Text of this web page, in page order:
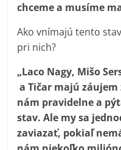
chceme a musíme
Ako vnímajú tento
pri nich?
„Laco Nagy, Mišo
a Tičar majú
nám pravidelne a
stav. Ale my sa
zaviazať, pokiaľ